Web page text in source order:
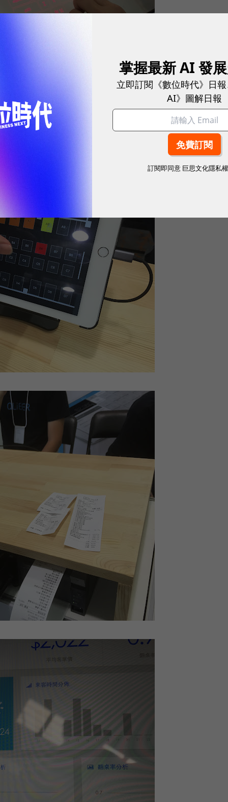
推出iPad POS收銀點餐系統，不僅界面操作簡單，
記錄在雲端平台，幫店家做客單價、來店量等營
掌握最新 AI 發
立即訂閱《數位時代》日
AI》圖解日報
訂閱即同意 巨思文化隱私